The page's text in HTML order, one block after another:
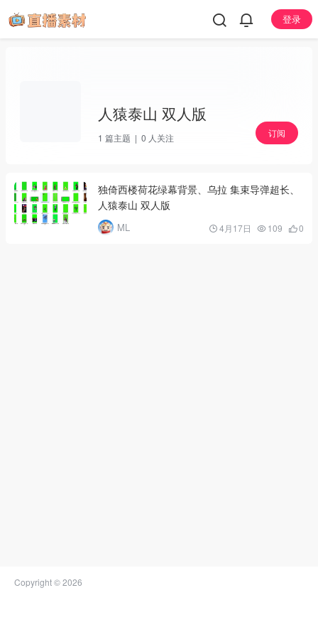
登录
人猿泰山 双人版
1 篇主题 | 0 人关注 订阅
独倚西楼荷花绿幕背景、乌拉 集束导弹超长、
人猿泰山 双人版
ML 4月17日 109 0
Copyright © 2026